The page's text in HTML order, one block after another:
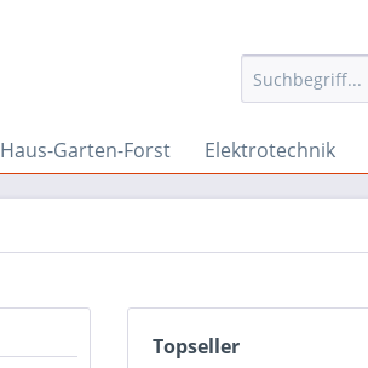
Haus-Garten-Forst Elektrotechnik
Topseller